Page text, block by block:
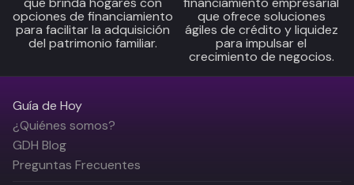
opciones de financiamiento
para facilitar la adquisición
del patrimonio familiar.
que ofrece soluciones
ágiles de crédito y liquidez
para impulsar el
crecimiento de negocios.
Guía de Hoy
¿Quiénes somos?
GDH Blog
Preguntas Frecuentes